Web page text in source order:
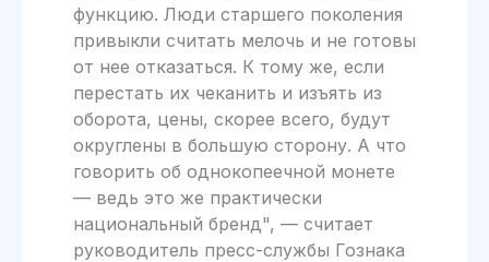
функцию. Люди старшего поколения
привыкли считать мелочь и не готовы
от нее отказаться. К тому же, если
перестать их чеканить и изъять из
оборота, цены, скорее всего, будут
округлены в большую сторону. А что
говорить об однокопеечной монете
— ведь это же практически
национальный бренд", — считает
руководитель пресс-службы Гознака